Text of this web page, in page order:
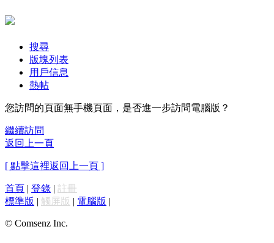
搜尋
版塊列表
用戶信息
熱帖
您訪問的頁面無手機頁面，是否進一步訪問電腦版？
繼續訪問
返回上一頁
[ 點擊這裡返回上一頁 ]
首頁 | 登錄 | 註冊
標準版 | 觸屏版 | 電腦版 |
© Comsenz Inc.